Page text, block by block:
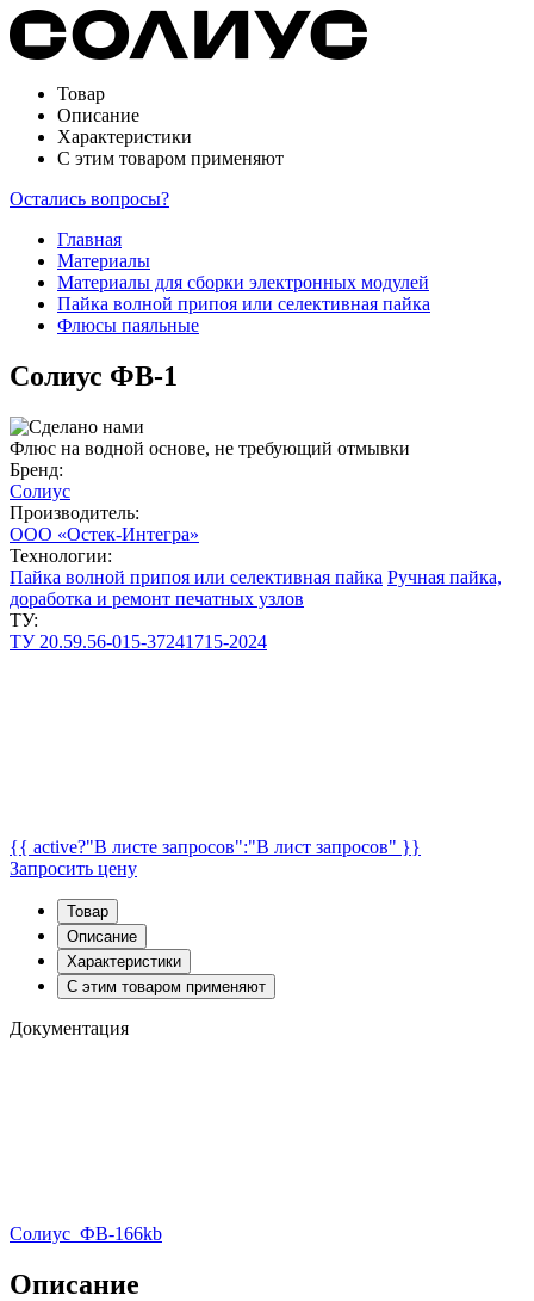
Товар
Описание
Характеристики
С этим товаром применяют
Остались вопросы?
Главная
Материалы
Материалы для сборки электронных модулей
Пайка волной припоя или селективная пайка
Флюсы паяльные
Солиус ФВ-1
Флюс на водной основе, не требующий отмывки
Бренд:
Солиус
Производитель:
ООО «Остек-Интегра»
Технологии:
Пайка волной припоя или селективная пайка Ручная пайка,
доработка и ремонт печатных узлов
ТУ:
ТУ 20.59.56-015-37241715-2024
{{ active?"В листе запросов":"В лист запросов" }}
Запросить цену
Товар
Описание
Характеристики
С этим товаром применяют
Документация
Солиус_ФВ-166kb
Описание